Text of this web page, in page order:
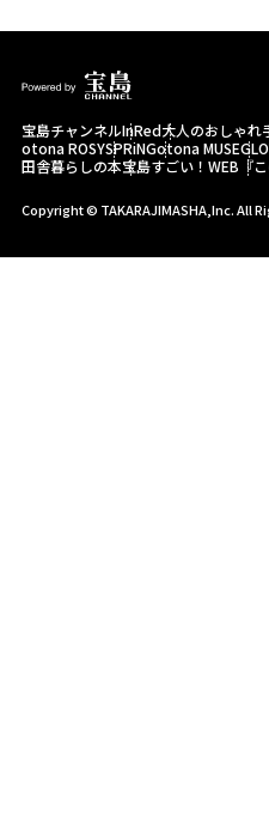
宝島チャンネルInRed大人のおしゃれ
otona ROSYSPRiNGotona MUSE
田舎暮らしの本宝島すごい！WEB 『
Copyright © TAKARAJIMASHA,Inc. All